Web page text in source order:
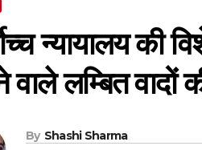
न्यायालय की
वाले लम्बित वादों
By Shashi Sharma